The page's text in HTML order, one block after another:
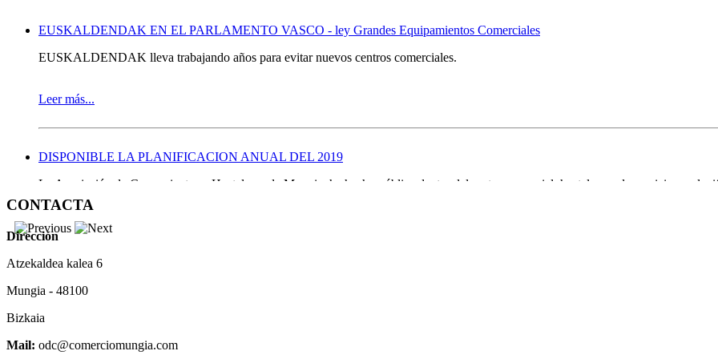
EUSKALDENDAK EN EL PARLAMENTO VASCO - ley Grandes Equipamientos Comerciales
EUSKALDENDAK lleva trabajando años para evitar nuevos centros comerciales.
Leer más...
DISPONIBLE LA PLANIFICACION ANUAL DEL 2019
La Asociación de Comerciantes y Hosteleros de Mungia, ha hecho pública dentro del sector comercial, hostelero y de servicio su
Por un lado porque es una petición que los miembros asociados llevan tiempo haciéndonos y por otro lado, para animar a los
dinamización comercial que se llevan adelante.
Leer más...
LISTADO PROVEEDORES
CONTACTA
Dirección
Atzekaldea kalea 6
Mungia - 48100
Bizkaia
Mail: odc@comerciomungia.com